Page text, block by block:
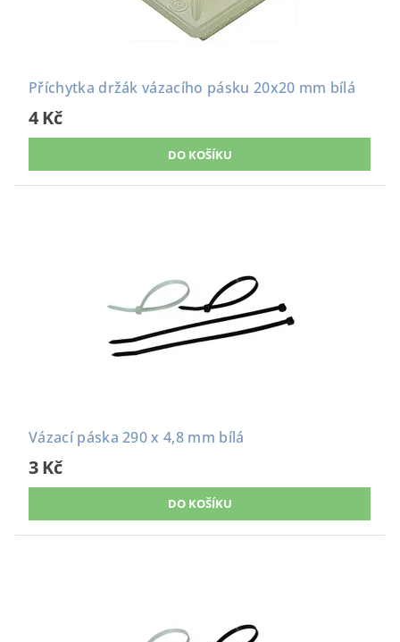
Příchytka držák vázacího pásku 20x20 mm bílá
4 Kč
Vázací páska 290 x 4,8 mm bílá
3 Kč